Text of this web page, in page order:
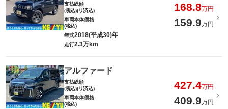
支払総額
(税込)(リ済込)
168.8万円
車両本体価格
(税込)
159.9万円
年式2018(平成30)年
走行2.3万km
アルファード
支払総額
(税込)(リ済込)
427.4万円
車両本体価格
(税込)
409.9万円